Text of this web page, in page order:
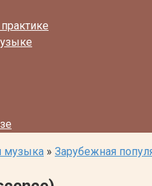
музыка » Зарубежная